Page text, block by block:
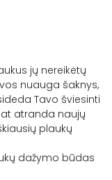
jų nereikėtų
nuauga šaknys,
Tavo šviesinti
atranda naujų
plaukų
dažymo būdas